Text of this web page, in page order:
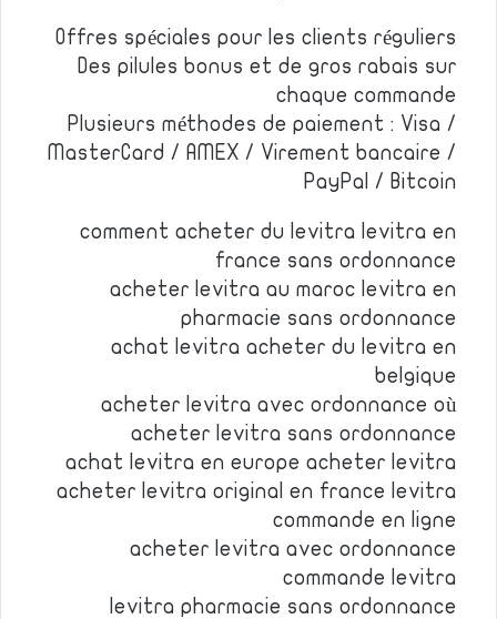
Offres spéciales pour les clients réguliers
Des pilules bonus et de gros rabais sur
chaque commande
Plusieurs méthodes de paiement : Visa /
MasterCard / AMEX / Virement bancaire /
PayPal / Bitcoin
comment acheter du levitra levitra en
france sans ordonnance
acheter levitra au maroc levitra en
pharmacie sans ordonnance
achat levitra acheter du levitra en
belgique
acheter levitra avec ordonnance où
acheter levitra sans ordonnance
achat levitra en europe acheter levitra
acheter levitra original en france levitra
commande en ligne
acheter levitra avec ordonnance
commande levitra
levitra pharmacie sans ordonnance